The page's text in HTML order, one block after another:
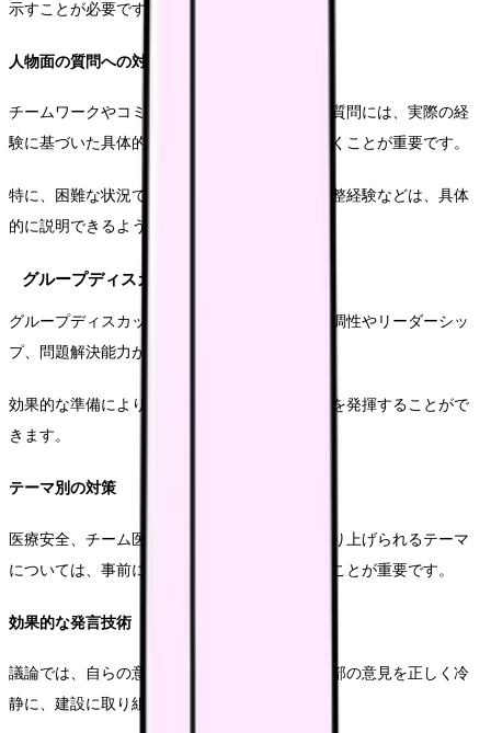
示すことが必要です。
人物面の質問への対応
チームワークやコミュニケーション能力を問う質問には、実際の経
験に基づいた具体的なエピソードを用意しておくことが重要です。
特に、困難な状況での対応や、チーム内での調整経験などは、具体
的に説明できるようにお待ちしております。
グループディスカッション対策
グループディスカッションでは、チームでの協調性やリーダーシッ
プ、問題解決能力が評価されます。
効果的な準備により、より良いパフォーマンスを発揮することがで
きます。
テーマ別の対策
医療安全、チーム医療、患者対応など、よく取り上げられるテーマ
については、事前に自分の考えをまとめておくことが重要です。
効果的な発言技術
議論では、自らの意見を考えるだけでなく、外部の意見を正しく冷
静に、建設に取り組むことが重要です。